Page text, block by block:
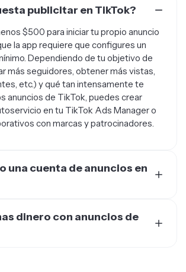
publicitar en TikTok?
$500 para iniciar tu propio anuncio
la app requiere que configures un
Dependiendo de tu objetivo de
más seguidores, obtener más vistas,
etc.) y qué tan intensamente te
anuncios de TikTok, puedes crear
en tu TikTok Ads Manager o
con marcas y patrocinadores.
una cuenta de anuncios en
en TikTok Ads Manager > Instalar el
> Crear una nueva campaña publicitaria
dinero con anuncios de